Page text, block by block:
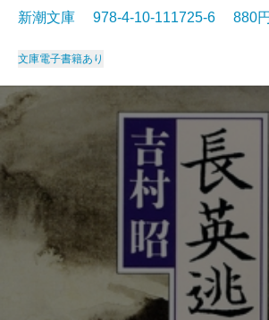
新潮文庫 978-4-10-111725-6 880
文庫電子書籍あり